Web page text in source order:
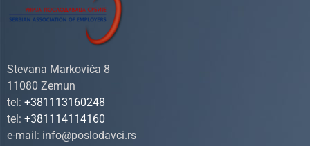
Stevana Markovića 8
11080 Zemun
tel: +381113160248
tel: +381114114160
e-mail: info@poslodavci.rs